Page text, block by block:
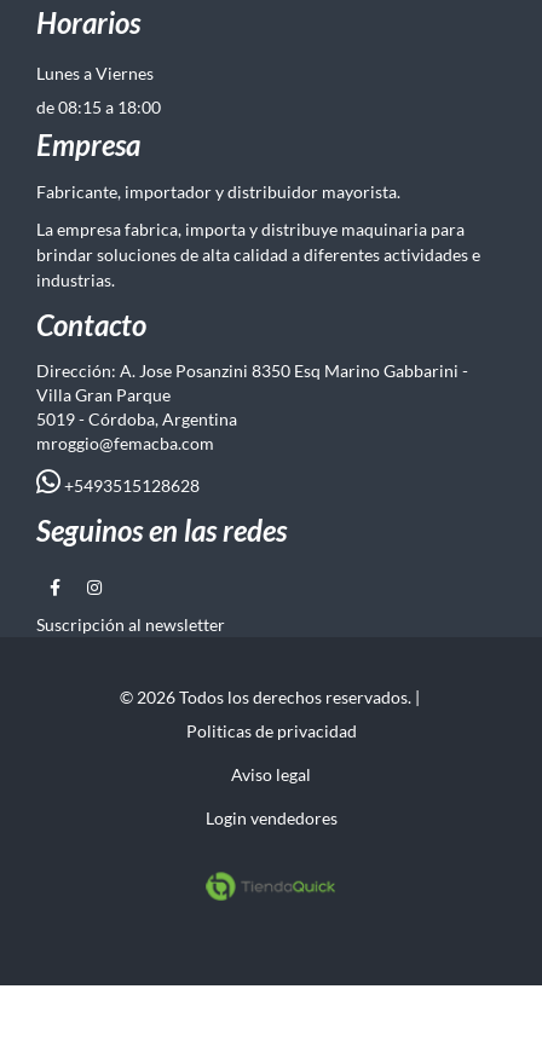
Horarios
Lunes a Viernes
de 08:15 a 18:00
Empresa
Fabricante, importador y distribuidor mayorista.
La empresa fabrica, importa y distribuye maquinaria para
brindar soluciones de alta calidad a diferentes actividades e
industrias.
Contacto
Dirección: A. Jose Posanzini 8350 Esq Marino Gabbarini -
Villa Gran Parque
5019 - Córdoba, Argentina
mroggio@femacba.com
+5493515128628
Seguinos en las redes
Suscripción al newsletter
© 2026 Todos los derechos reservados. |
Politicas de privacidad
Aviso legal
Login vendedores